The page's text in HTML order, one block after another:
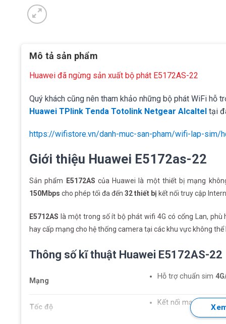
Mô tả sản phẩm
Huawei đã ngừng sản xuất bộ phát E5172AS-22
Quý khách cũng nên tham khảo những bộ phát WiFi hỗ
Huawei TPlink Tenda Totolink Netgear Alcaltel tại
https://wifistore.vn/danh-muc-san-pham/wifi-lap-sim/
Giới thiệu Huawei E5172as-22
Sản phẩm E5172AS của Huawei là một thiết bị mạng
150Mbps cho phép tối đa đến 32 thiết bị kết nối truy cập
E5712AS là một trong số ít bộ phát wifi 4G có cổng Lan,
hay cấp mạng cho hệ thống camera tại các khu vực không
Thông số kĩ thuật Huawei E5172AS-22
Mạng
Hỗ trợ chuẩn sim
Tốc độ
Kết nối mạng lên đến